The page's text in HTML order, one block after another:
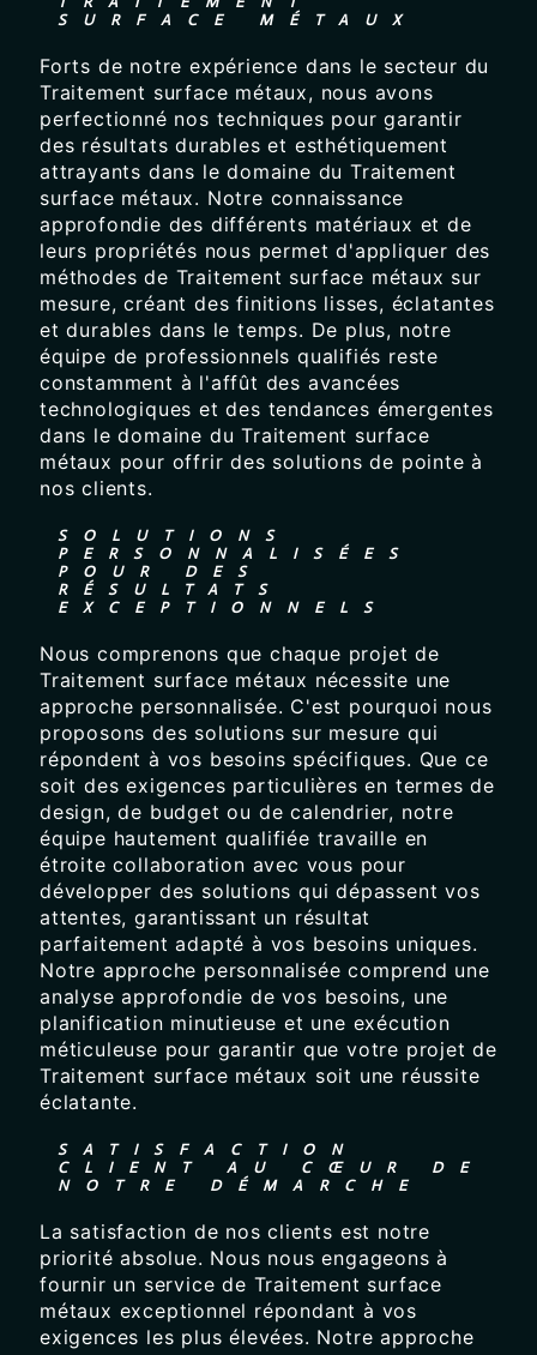
SURFACE MÉTAUX
Forts de notre expérience dans le secteur du
Traitement surface métaux, nous avons
perfectionné nos techniques pour garantir
des résultats durables et esthétiquement
attrayants dans le domaine du Traitement
surface métaux. Notre connaissance
approfondie des différents matériaux et de
leurs propriétés nous permet d'appliquer des
méthodes de Traitement surface métaux sur
mesure, créant des finitions lisses, éclatantes
et durables dans le temps. De plus, notre
équipe de professionnels qualifiés reste
constamment à l'affût des avancées
technologiques et des tendances émergentes
dans le domaine du Traitement surface
métaux pour offrir des solutions de pointe à
nos clients.
SOLUTIONS
PERSONNALISÉES
POUR DES
RÉSULTATS
EXCEPTIONNELS
Nous comprenons que chaque projet de
Traitement surface métaux nécessite une
approche personnalisée. C'est pourquoi nous
proposons des solutions sur mesure qui
répondent à vos besoins spécifiques. Que ce
soit des exigences particulières en termes de
design, de budget ou de calendrier, notre
équipe hautement qualifiée travaille en
étroite collaboration avec vous pour
développer des solutions qui dépassent vos
attentes, garantissant un résultat
parfaitement adapté à vos besoins uniques.
Notre approche personnalisée comprend une
analyse approfondie de vos besoins, une
planification minutieuse et une exécution
méticuleuse pour garantir que votre projet de
Traitement surface métaux soit une réussite
éclatante.
SATISFACTION
CLIENT AU CŒUR DE
NOTRE DÉMARCHE
La satisfaction de nos clients est notre
priorité absolue. Nous nous engageons à
fournir un service de Traitement surface
métaux exceptionnel répondant à vos
exigences les plus élevées. Notre approche